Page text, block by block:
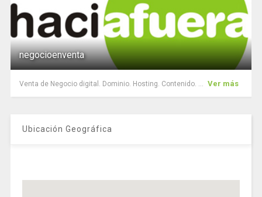
negocioenventa
Venta de Negocio digital. Dominio. Hosting. Contenido. ... Ver más
Ubicación Geográfica